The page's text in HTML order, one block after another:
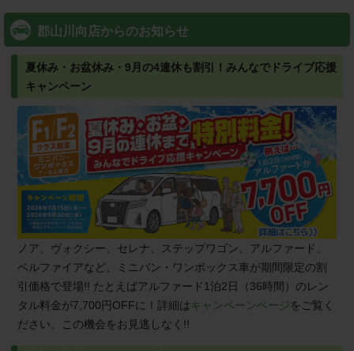
郡山川向店からのお知らせ
夏休み・お盆休み・9月の4連休も割引！みんなでドライブ応援
キャンペーン
ノア、ヴォクシー、セレナ、ステップワゴン、アルファード、
ベルファイアなど、ミニバン・ワンボックス車が期間限定の割
引価格で登場!! たとえばアルファード1泊2日（36時間）のレン
タル料金が7,700円OFFに！詳細は キャンペーンページをご覧く
ださい。この機会をお見逃しなく!!